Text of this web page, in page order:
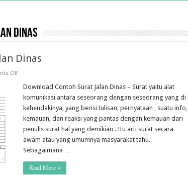
dinas
Dinas
Offon
Contoh
Jalan
Dinas
Download Contoh Surat Jalan Dinas – Surat yaitu alat
komunikasi antara seseorang dengan seseorang yang di
kehendakinya, yang berisi tulisan, pernyataan , suatu info,
kemauan, dan reaksi yang pantas dengan kemauan dari
penulis surat hal yang demikian . Itu arti surat secara
awam atau yang umumnya masyarakat tahu.
Sebagaimana …
Read More »